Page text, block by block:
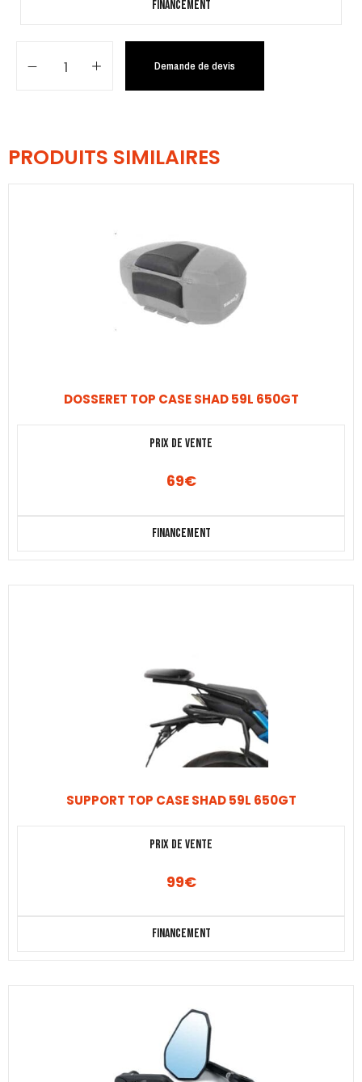
Financement
Demande de devis
PRODUITS SIMILAIRES
DOSSERET TOP CASE SHAD 59L 650GT
Prix de vente
69€
Financement
SUPPORT TOP CASE SHAD 59L 650GT
Prix de vente
99€
Financement